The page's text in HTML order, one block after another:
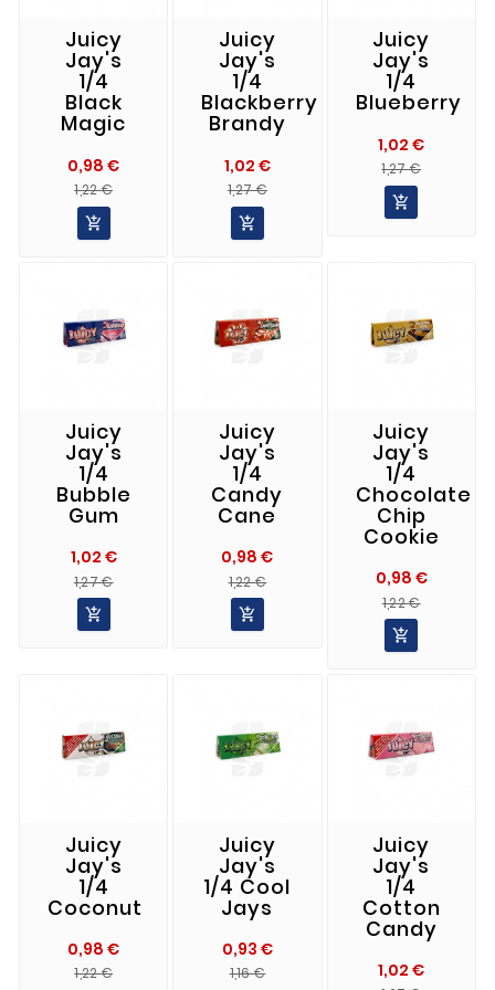
Juicy
Jay's
1/4
Black
Magic
0,98 €
1,22 €

Juicy
Jay's
1/4
Blackberry
Brandy
1,02 €
1,27 €

Juicy
Jay's
1/4
Blueberry
1,02 €
1,27 €

Juicy
Jay's
1/4
Bubble
Gum
1,02 €
1,27 €

Juicy
Jay's
1/4
Candy
Cane
0,98 €
1,22 €

Juicy
Jay's
1/4
Chocolate
Chip
Cookie
0,98 €
1,22 €

Juicy
Jay's
1/4
Coconut
0,98 €
1,22 €
Juicy
Jay's
1/4 Cool
Jays
0,93 €
1,16 €
Juicy
Jay's
1/4
Cotton
Candy
1,02 €